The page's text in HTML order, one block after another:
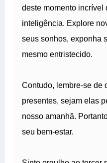
deste momento incrível
inteligência. Explore
seus sonhos, exponha
mesmo entristecido.
Contudo, lembre-se de
presentes, sejam elas
nosso amanhã.
seu bem-estar.